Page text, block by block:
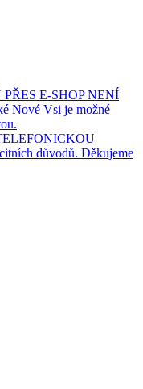
E-SHOP NENÍ
Nové Vsi je možné
důvodů. Děkujeme